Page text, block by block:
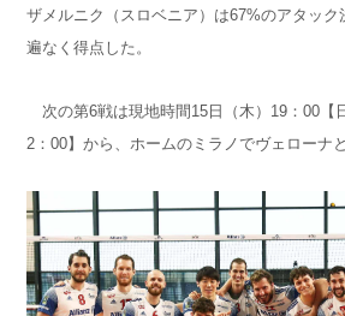
ザメルニク（スロベニア）は67%のアタッ
遍なく得点した。
次の第6戦は現地時間15日（木）19：00【
2：00】から、ホームのミラノでヴェローナと